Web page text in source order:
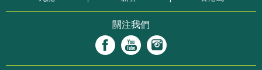
關注我們